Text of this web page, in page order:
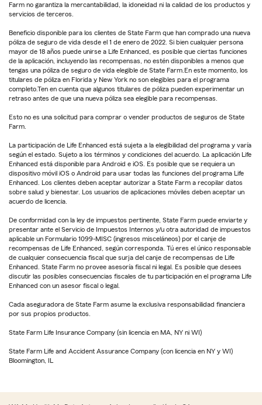
Farm no garantiza la mercantabilidad, la idoneidad ni la calidad de los productos y
servicios de terceros.
Beneficio disponible para los clientes de State Farm que han comprado una nueva
póliza de seguro de vida desde el 1 de enero de 2022. Si bien cualquier persona
mayor de 18 años puede unirse a Life Enhanced, es posible que ciertas funciones
de la aplicación, incluyendo las recompensas, no estén disponibles a menos que
tengas una póliza de seguro de vida elegible de State Farm.En este momento, los
titulares de póliza en Florida y New York no son elegibles para el programa
completo.Ten en cuenta que algunos titulares de póliza pueden experimentar un
retraso antes de que una nueva póliza sea elegible para recompensas.
Esto no es una solicitud para comprar o vender productos de seguros de State
Farm.
La participación de Life Enhanced está sujeta a la elegibilidad del programa y varía
según el estado. Sujeto a los términos y condiciones del acuerdo. La aplicación Life
Enhanced está disponible para Android e iOS. Es posible que se requiera un
dispositivo móvil iOS o Android para usar todas las funciones del programa Life
Enhanced. Los clientes deben aceptar autorizar a State Farm a recopilar datos
sobre salud y bienestar. Los usuarios de aplicaciones móviles deben aceptar un
acuerdo de licencia.
De conformidad con la ley de impuestos pertinente, State Farm puede enviarte y
presentar ante el Servicio de Impuestos Internos y/u otra autoridad de impuestos
aplicable un Formulario 1099-MISC (ingresos misceláneos) por el canje de
recompensas de Life Enhanced, según corresponda. Tú eres el único responsable
de cualquier consecuencia fiscal que surja del canje de recompensas de Life
Enhanced. State Farm no provee asesoría fiscal ni legal. Es posible que desees
discutir las posibles consecuencias fiscales de tu participación en el programa Life
Enhanced con un asesor fiscal o legal.
Cada aseguradora de State Farm asume la exclusiva responsabilidad financiera
por sus propios productos.
State Farm Life Insurance Company (sin licencia en MA, NY ni WI)
State Farm Life and Accident Assurance Company (con licencia en NY y WI)
Bloomington, IL